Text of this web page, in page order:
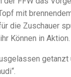
mit
die Zuschauer
Können in Aktion.